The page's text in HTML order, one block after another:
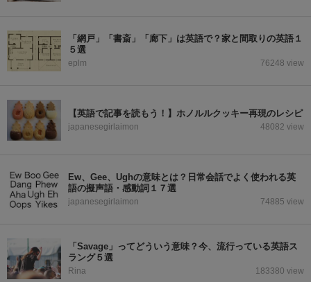
「網戸」「書斎」「廊下」は英語で？家と間取りの英語１
５選
eplm 76248 view
【英語で記事を読もう！】ホノルルクッキー再現のレシピ
japanesegirlaimon 48082 view
Ew、Gee、Ughの意味とは？日常会話でよく使われる英
語の擬声語・感動詞１７選
japanesegirlaimon 74885 view
「Savage」ってどういう意味？今、流行っている英語ス
ラング５選
Rina 183380 view